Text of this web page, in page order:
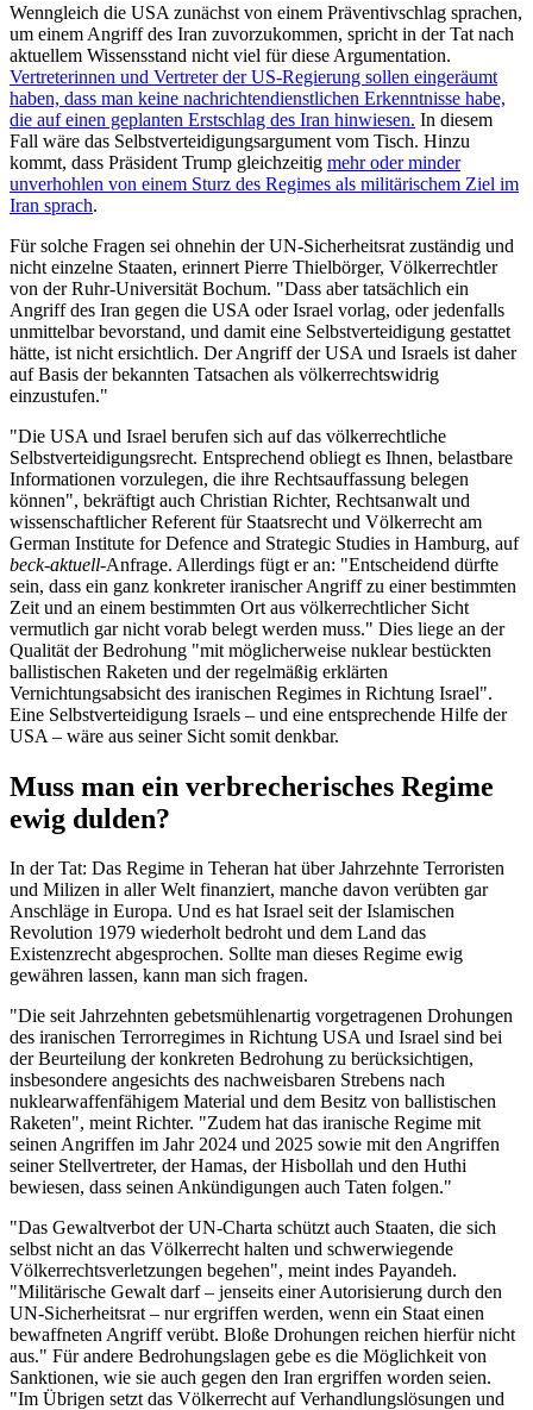
Wenngleich die USA zunächst von einem Präventivschlag sprachen,
um einem Angriff des Iran zuvorzukommen, spricht in der Tat nach
aktuellem Wissensstand nicht viel für diese Argumentation.
Vertreterinnen und Vertreter der US-Regierung sollen eingeräumt
haben, dass man keine nachrichtendienstlichen Erkenntnisse habe,
die auf einen geplanten Erstschlag des Iran hinwiesen. In diesem
Fall wäre das Selbstverteidigungsargument vom Tisch. Hinzu
kommt, dass Präsident Trump gleichzeitig mehr oder minder
unverhohlen von einem Sturz des Regimes als militärischem Ziel im
Iran sprach.
Für solche Fragen sei ohnehin der UN-Sicherheitsrat zuständig und
nicht einzelne Staaten, erinnert Pierre Thielbörger, Völkerrechtler
von der Ruhr-Universität Bochum. "Dass aber tatsächlich ein
Angriff des Iran gegen die USA oder Israel vorlag, oder jedenfalls
unmittelbar bevorstand, und damit eine Selbstverteidigung gestattet
hätte, ist nicht ersichtlich. Der Angriff der USA und Israels ist daher
auf Basis der bekannten Tatsachen als völkerrechtswidrig
einzustufen."
"Die USA und Israel berufen sich auf das völkerrechtliche
Selbstverteidigungsrecht. Entsprechend obliegt es Ihnen, belastbare
Informationen vorzulegen, die ihre Rechtsauffassung belegen
können", bekräftigt auch Christian Richter, Rechtsanwalt und
wissenschaftlicher Referent für Staatsrecht und Völkerrecht am
German Institute for Defence and Strategic Studies in Hamburg, auf
beck-aktuell-Anfrage. Allerdings fügt er an: "Entscheidend dürfte
sein, dass ein ganz konkreter iranischer Angriff zu einer bestimmten
Zeit und an einem bestimmten Ort aus völkerrechtlicher Sicht
vermutlich gar nicht vorab belegt werden muss." Dies liege an der
Qualität der Bedrohung "mit möglicherweise nuklear bestückten
ballistischen Raketen und der regelmäßig erklärten
Vernichtungsabsicht des iranischen Regimes in Richtung Israel".
Eine Selbstverteidigung Israels – und eine entsprechende Hilfe der
USA – wäre aus seiner Sicht somit denkbar.
Muss man ein verbrecherisches Regime
ewig dulden?
In der Tat: Das Regime in Teheran hat über Jahrzehnte Terroristen
und Milizen in aller Welt finanziert, manche davon verübten gar
Anschläge in Europa. Und es hat Israel seit der Islamischen
Revolution 1979 wiederholt bedroht und dem Land das
Existenzrecht abgesprochen. Sollte man dieses Regime ewig
gewähren lassen, kann man sich fragen.
"Die seit Jahrzehnten gebetsmühlenartig vorgetragenen Drohungen
des iranischen Terrorregimes in Richtung USA und Israel sind bei
der Beurteilung der konkreten Bedrohung zu berücksichtigen,
insbesondere angesichts des nachweisbaren Strebens nach
nuklearwaffenfähigem Material und dem Besitz von ballistischen
Raketen", meint Richter. "Zudem hat das iranische Regime mit
seinen Angriffen im Jahr 2024 und 2025 sowie mit den Angriffen
seiner Stellvertreter, der Hamas, der Hisbollah und den Huthi
bewiesen, dass seinen Ankündigungen auch Taten folgen."
"Das Gewaltverbot der UN-Charta schützt auch Staaten, die sich
selbst nicht an das Völkerrecht halten und schwerwiegende
Völkerrechtsverletzungen begehen", meint indes Payandeh.
"Militärische Gewalt darf – jenseits einer Autorisierung durch den
UN-Sicherheitsrat – nur ergriffen werden, wenn ein Staat einen
bewaffneten Angriff verübt. Bloße Drohungen reichen hierfür nicht
aus." Für andere Bedrohungslagen gebe es die Möglichkeit von
Sanktionen, wie sie auch gegen den Iran ergriffen worden seien.
"Im Übrigen setzt das Völkerrecht auf Verhandlungslösungen und